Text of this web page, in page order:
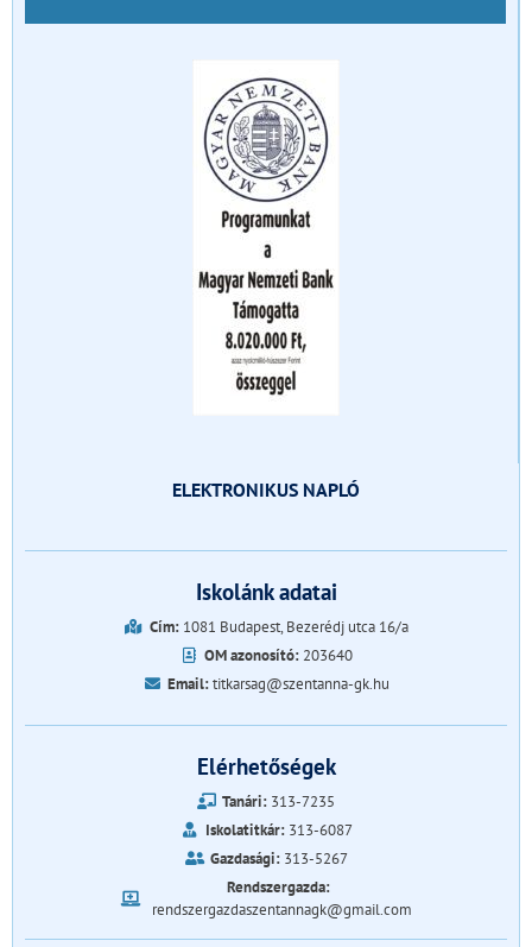
ELEKTRONIKUS NAPLÓ
Iskolánk adatai
Cím:1081 Budapest, Bezerédj utca 16/a
OM azonosító: 203640
Email:titkarsag@szentanna-gk.hu
Elérhetőségek
Tanári: 313-7235
Iskolatitkár:313-6087
Gazdasági:313-5267
Rendszergazda:
rendszergazdaszentannagk@gmail.com